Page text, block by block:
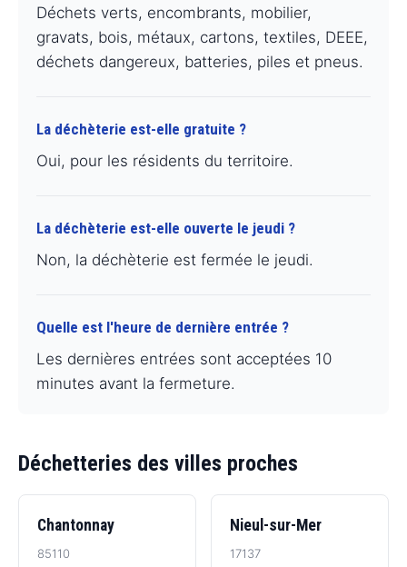
Déchets verts, encombrants, mobilier,
gravats, bois, métaux, cartons, textiles, DEEE,
déchets dangereux, batteries, piles et pneus.
La déchèterie est-elle gratuite ?
Oui, pour les résidents du territoire.
La déchèterie est-elle ouverte le jeudi ?
Non, la déchèterie est fermée le jeudi.
Quelle est l'heure de dernière entrée ?
Les dernières entrées sont acceptées 10
minutes avant la fermeture.
Déchetteries des villes proches
Chantonnay
85110
Nieul-sur-Mer
17137